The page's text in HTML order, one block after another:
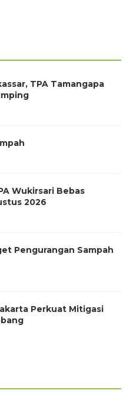
TPA Tamangapa
Wukirsari Bebas
2026
Pengurangan Sampah
Perkuat Mitigasi